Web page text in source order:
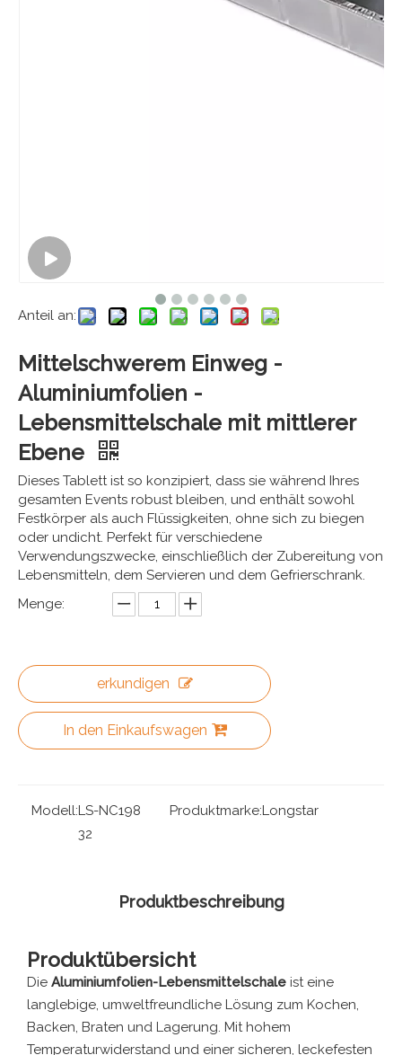
Anteil an:
Mittelschwerem Einweg -
Aluminiumfolien -
Lebensmittelschale mit mittlerer
Ebene
Dieses Tablett ist so konzipiert, dass sie während Ihres
gesamten Events robust bleiben, und enthält sowohl
Festkörper als auch Flüssigkeiten, ohne sich zu biegen
oder undicht. Perfekt für verschiedene
Verwendungszwecke, einschließlich der Zubereitung von
Lebensmitteln, dem Servieren und dem Gefrierschrank.
Menge:
erkundigen
In den Einkaufswagen
Modell:LS-NC198
32
Produktmarke:Longstar
Produktbeschreibung
Produktübersicht
Die Aluminiumfolien-Lebensmittelschale ist eine
langlebige, umweltfreundliche Lösung zum Kochen,
Backen, Braten und Lagerung. Mit hohem
Temperaturwiderstand und einer sicheren, leckefesten